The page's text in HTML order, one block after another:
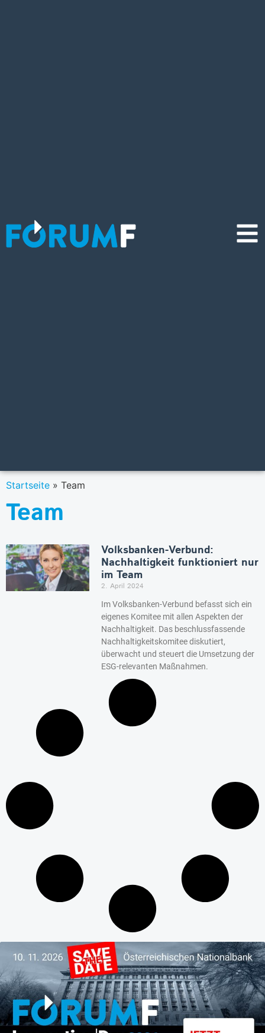
Startseite » Team
Team
Volksbanken-Verbund:
Nachhaltigkeit funktioniert nur
im Team
2. April 2024
Im Volksbanken-Verbund befasst sich ein
eigenes Komitee mit allen Aspekten der
Nachhaltigkeit. Das beschlussfassende
Nachhaltigkeitskomitee diskutiert,
überwacht und steuert die Umsetzung der
ESG-relevanten Maßnahmen.